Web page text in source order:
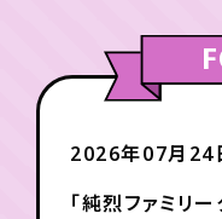
2026年07月24
「純烈ファミリ